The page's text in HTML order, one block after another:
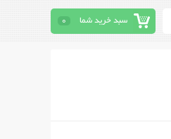
سبد خرید شما 0